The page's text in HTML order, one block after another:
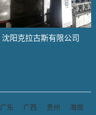
沈阳克拉古斯有限公司
广东 广西 贵州
海南